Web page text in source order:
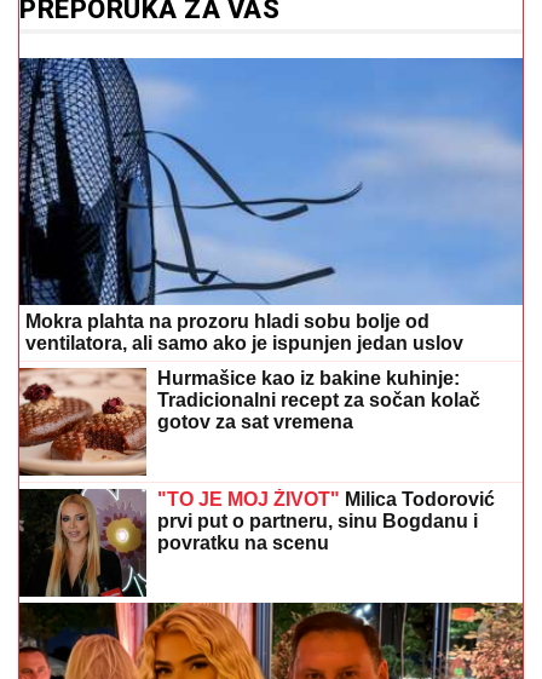
PREPORUKA ZA VAS
Mokra plahta na prozoru hladi sobu bolje od
ventilatora, ali samo ako je ispunjen jedan uslov
Hurmašice kao iz bakine kuhinje:
Tradicionalni recept za sočan kolač
gotov za sat vremena
"TO JE MOJ ŽIVOT" Milica Todorović
prvi put o partneru, sinu Bogdanu i
povratku na scenu